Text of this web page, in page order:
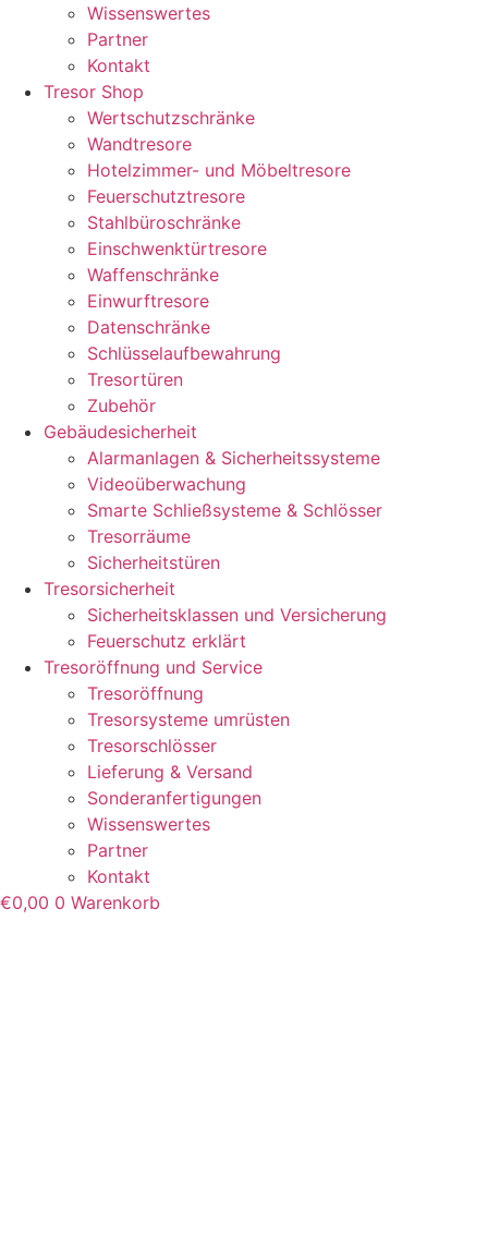
Wissenswertes
Partner
Kontakt
Tresor Shop
Wertschutzschränke
Wandtresore
Hotelzimmer- und Möbeltresore
Feuerschutztresore
Stahlbüroschränke
Einschwenktürtresore
Waffenschränke
Einwurftresore
Datenschränke
Schlüsselaufbewahrung
Tresortüren
Zubehör
Gebäudesicherheit
Alarmanlagen & Sicherheitssysteme
Videoüberwachung
Smarte Schließsysteme & Schlösser
Tresorräume
Sicherheitstüren
Tresorsicherheit
Sicherheitsklassen und Versicherung
Feuerschutz erklärt
Tresoröffnung und Service
Tresoröffnung
Tresorsysteme umrüsten
Tresorschlösser
Lieferung & Versand
Sonderanfertigungen
Wissenswertes
Partner
Kontakt
€0,00 0 Warenkorb